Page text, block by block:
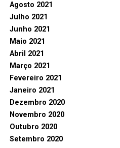
Agosto 2021
Julho 2021
Junho 2021
Maio 2021
Abril 2021
Março 2021
Fevereiro 2021
Janeiro 2021
Dezembro 2020
Novembro 2020
Outubro 2020
Setembro 2020